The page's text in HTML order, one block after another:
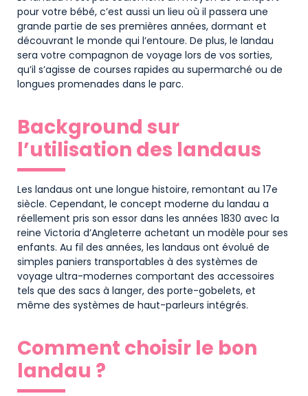
pour votre bébé, c’est aussi un lieu où il passera une
grande partie de ses premières années, dormant et
découvrant le monde qui l’entoure. De plus, le landau
sera votre compagnon de voyage lors de vos sorties,
qu’il s’agisse de courses rapides au supermarché ou de
longues promenades dans le parc.
Background sur
l’utilisation des landaus
Les landaus ont une longue histoire, remontant au 17e
siècle. Cependant, le concept moderne du landau a
réellement pris son essor dans les années 1830 avec la
reine Victoria d’Angleterre achetant un modèle pour ses
enfants. Au fil des années, les landaus ont évolué de
simples paniers transportables à des systèmes de
voyage ultra-modernes comportant des accessoires
tels que des sacs à langer, des porte-gobelets, et
même des systèmes de haut-parleurs intégrés.
Comment choisir le bon
landau ?